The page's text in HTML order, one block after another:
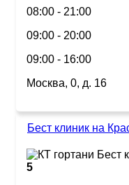
08:00 - 21:00
09:00 - 20:00
09:00 - 16:00
Москва, 0, д. 16
Бест клиник на
5